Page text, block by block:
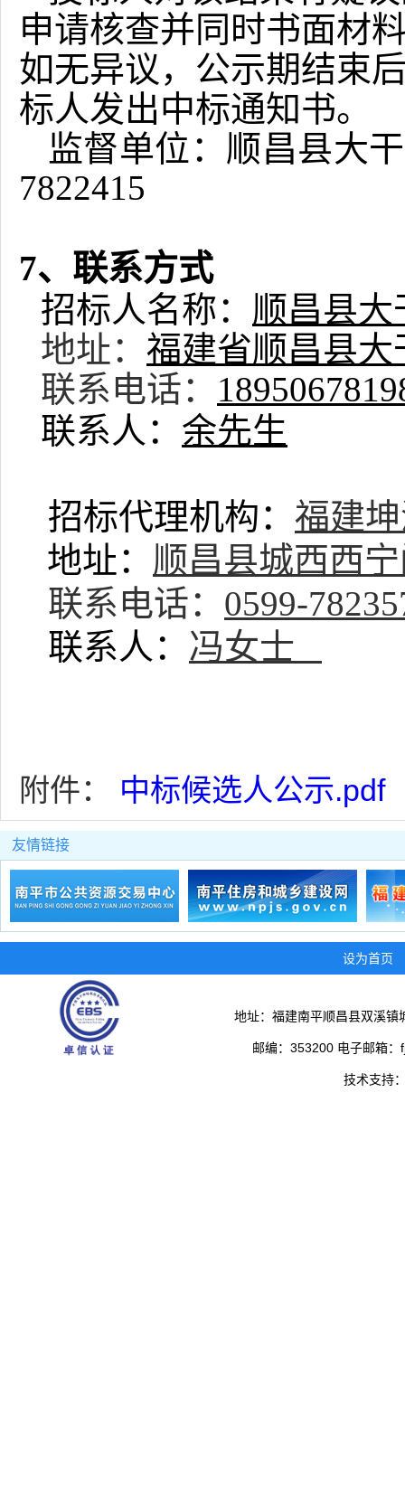
申请核查并同时书面材
如无异议，公示期结束
标人发出中标通知书。
监督单位：顺昌县大
7822415
7、联系方式
招标人名称： 顺昌县大
地址： 福建省顺昌县
联系电话：
联系人： 余先生
招标代理机构： 福建
地址： 顺昌县城西西
联系电话： 0599-
联系人： 冯女士
附件： 中标候选人公示.pdf
友情链接
设为首页
地址：福建南平顺昌县双溪
邮编：353200 电子邮箱
技术支持